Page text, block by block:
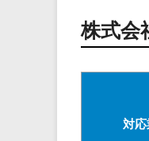
株式会
対応